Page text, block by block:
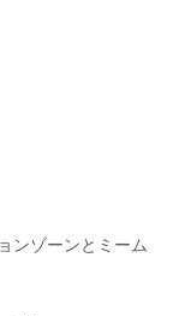
ンゾーンとミーム